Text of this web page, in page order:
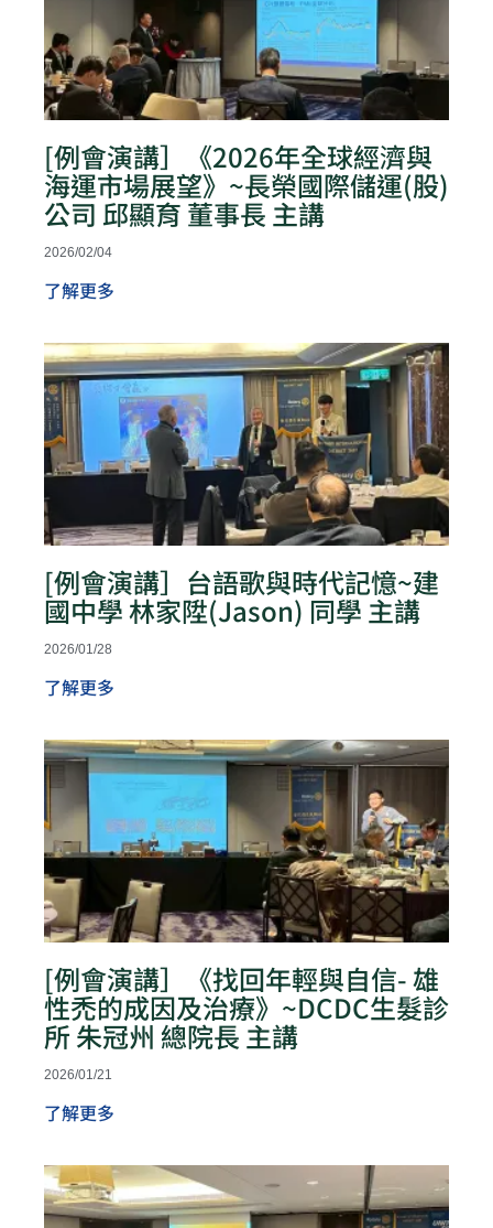
[例會演講］《2026年全球經濟與
海運市場展望》~長榮國際儲運(股)
公司 邱顯育 董事長 主講
2026/02/04
了解更多
[例會演講］台語歌與時代記憶~建
國中學 林家陞(Jason) 同學 主講
2026/01/28
了解更多
[例會演講］《找回年輕與自信- 雄
性禿的成因及治療》~DCDC生髮診
所 朱冠州 總院長 主講
2026/01/21
了解更多